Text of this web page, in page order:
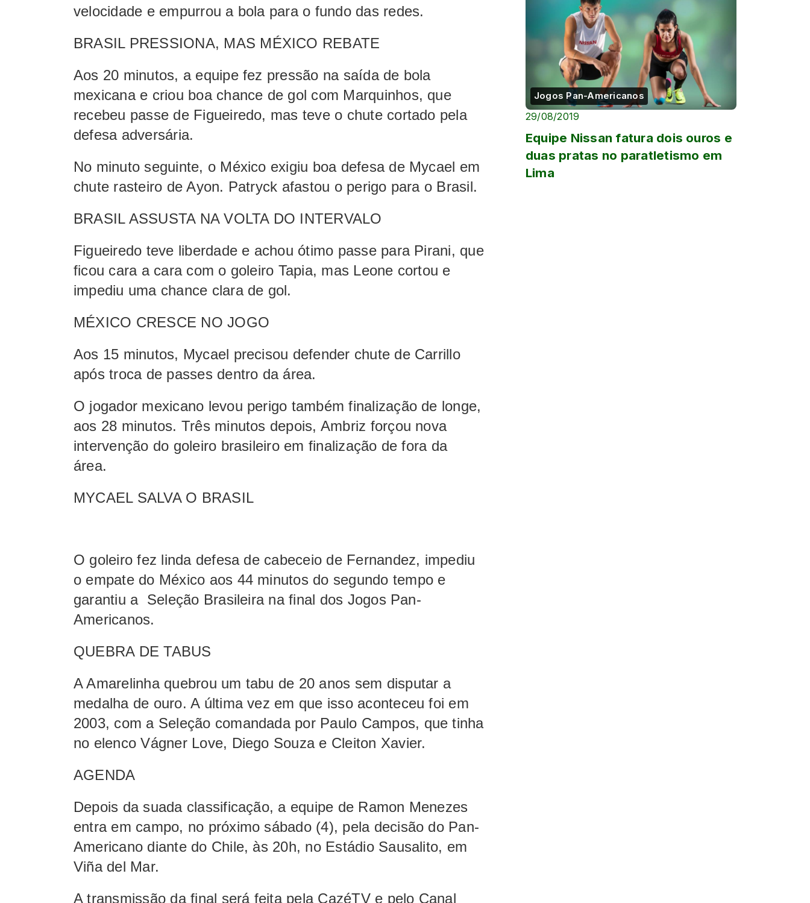
velocidade e empurrou a bola para o fundo das redes.
BRASIL PRESSIONA, MAS MÉXICO REBATE
Aos 20 minutos, a equipe fez pressão na saída de bola
mexicana e criou boa chance de gol com Marquinhos, que
recebeu passe de Figueiredo, mas teve o chute cortado pela
defesa adversária.
No minuto seguinte, o México exigiu boa defesa de Mycael em
chute rasteiro de Ayon. Patryck afastou o perigo para o Brasil.
BRASIL ASSUSTA NA VOLTA DO INTERVALO
Figueiredo teve liberdade e achou ótimo passe para Pirani, que
ficou cara a cara com o goleiro Tapia, mas Leone cortou e
impediu uma chance clara de gol.
MÉXICO CRESCE NO JOGO
Aos 15 minutos, Mycael precisou defender chute de Carrillo
após troca de passes dentro da área.
O jogador mexicano levou perigo também finalização de longe,
aos 28 minutos. Três minutos depois, Ambriz forçou nova
intervenção do goleiro brasileiro em finalização de fora da
área.
MYCAEL SALVA O BRASIL
O goleiro fez linda defesa de cabeceio de Fernandez, impediu
o empate do México aos 44 minutos do segundo tempo e
garantiu a Seleção Brasileira na final dos Jogos Pan-
Americanos.
QUEBRA DE TABUS
A Amarelinha quebrou um tabu de 20 anos sem disputar a
medalha de ouro. A última vez em que isso aconteceu foi em
2003, com a Seleção comandada por Paulo Campos, que tinha
no elenco Vágner Love, Diego Souza e Cleiton Xavier.
AGENDA
Depois da suada classificação, a equipe de Ramon Menezes
entra em campo, no próximo sábado (4), pela decisão do Pan-
Americano diante do Chile, às 20h, no Estádio Sausalito, em
Viña del Mar.
A transmissão da final será feita pela CazéTV e pelo Canal
Jogos Pan-Americanos
29/08/2019
Equipe Nissan fatura dois ouros e
duas pratas no paratletismo em
Lima